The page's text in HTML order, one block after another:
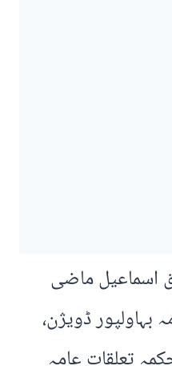
اسماعیل ماضی
بہاولپور ڈویژن،
تعلقات عامہ